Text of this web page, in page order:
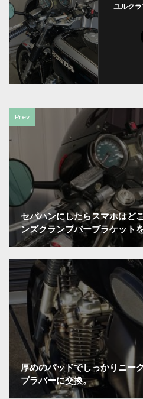
ユルク
Prev
セパハンにしたらスマホはど
ンズクランプバーブラケット
厚めのパッドでしっかりニー
プラバーに交換。